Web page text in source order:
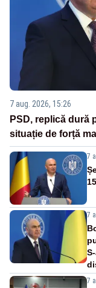
7 aug. 2026, 15:26
PSD, replică dură
situație de forță
7
7
7